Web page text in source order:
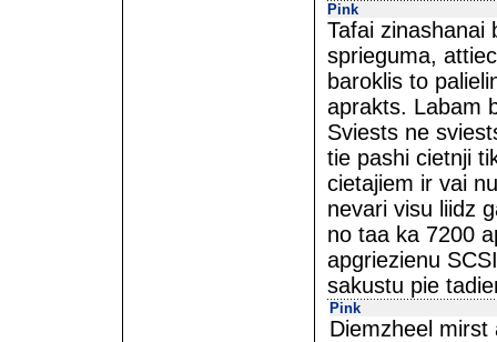
Pink
Tafai zinashanai
sprieguma,
baroklis to
aprakts. Labam
Sviests ne
tie pashi cietnji
cietajiem ir vai
nevari visu liidz
no taa ka 7200
apgriezienu
sakustu pie
Pink
Diemzheel mirst